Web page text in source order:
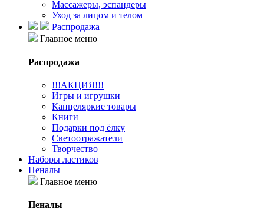
Массажеры, эспандеры
Уход за лицом и телом
Распродажа
Главное меню
Распродажа
!!!АКЦИЯ!!!
Игры и игрушки
Канцеляркие товары
Книги
Подарки под ёлку
Светоотражатели
Творчество
Наборы ластиков
Пеналы
Главное меню
Пеналы